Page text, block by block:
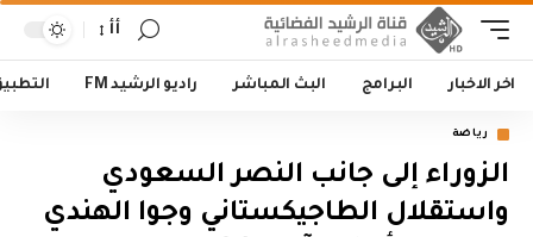
أأ
اخر الاخبار البرامج البث المباشر راديو الرشيد FM
رياضة
الزوراء إلى جانب النصر السعودي
واستقلال الطاجيكستاني وجوا الهندي